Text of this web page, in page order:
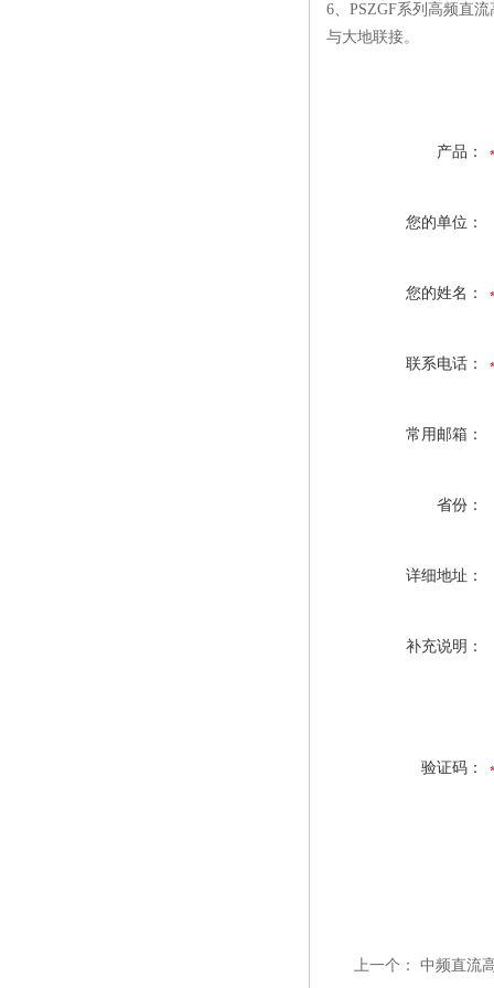
6、PSZGF系列高频直
与大地联接。
产品：
您的单位：
您的姓名：
联系电话：
常用邮箱：
省份：
详细地址：
补充说明：
验证码：
上一个： 中频直流